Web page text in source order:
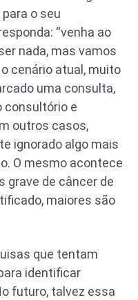
o seu
“venha ao
nada, mas vamos
cenário atual, muito
uma consulta,
consultório e
outros casos,
ignorado algo mais
O mesmo acontece
grave de câncer de
maiores são
que tentam
identificar
futuro, talvez essa